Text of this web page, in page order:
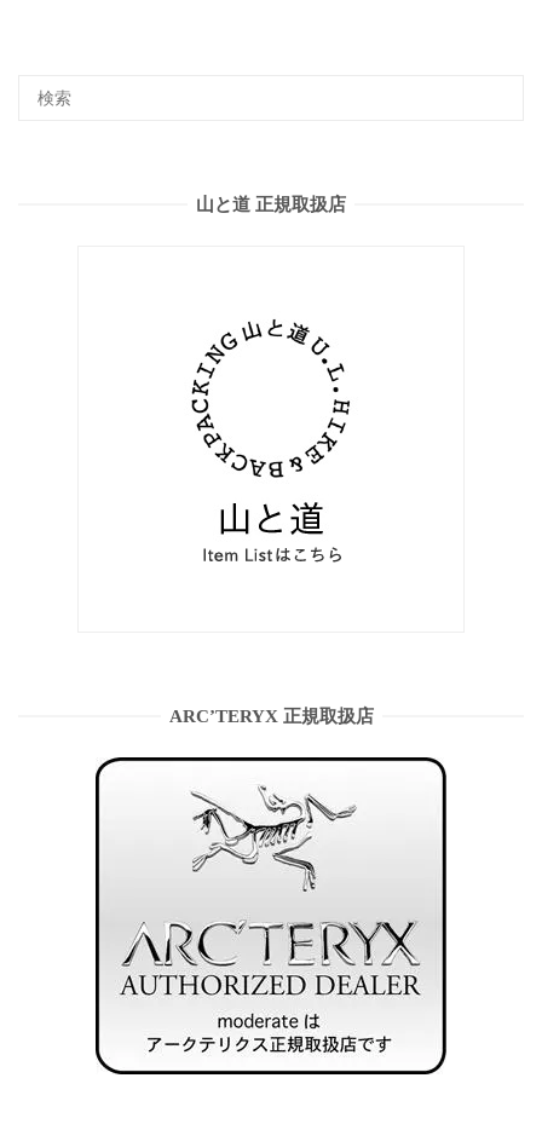
山と道 正規取扱店
ARC’TERYX 正規取扱店